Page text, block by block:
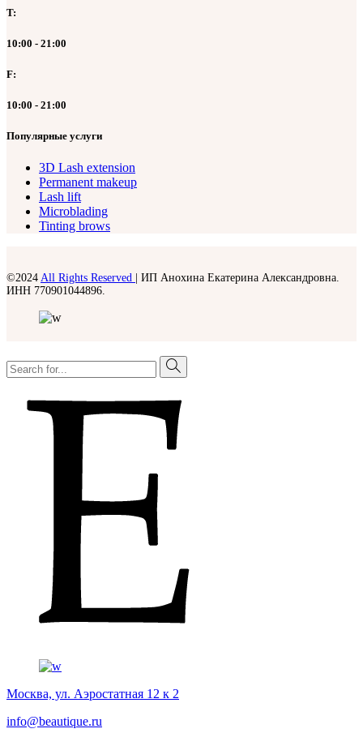
T:
10:00 - 21:00
F:
10:00 - 21:00
Популярные услуги
3D Lash extension
Permanent makeup
Lash lift
Microblading
Tinting brows
©2024 All Rights Reserved
| ИП Анохина Екатерина Александровна.
ИНН 770901044896.
Москва, ул. Аэростатная 12 к 2
info@beautique.ru